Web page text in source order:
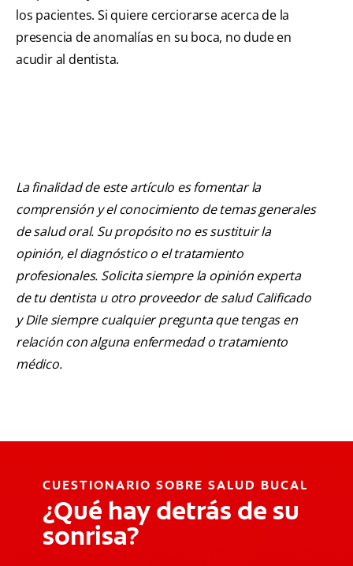
los pacientes. Si quiere cerciorarse acerca de la
presencia de anomalías en su boca, no dude en
acudir al dentista.
La finalidad de este artículo es fomentar la
comprensión y el conocimiento de temas generales
de salud oral. Su propósito no es sustituir la
opinión, el diagnóstico o el tratamiento
profesionales. Solicita siempre la opinión experta
de tu dentista u otro proveedor de salud Calificado
y Dile siempre cualquier pregunta que tengas en
relación con alguna enfermedad o tratamiento
médico.
CUESTIONARIO SOBRE SALUD BUCAL
¿Qué hay detrás de su
sonrisa?